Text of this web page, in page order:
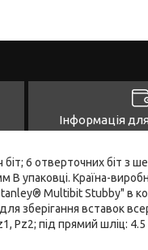
Інформація
6 отверточних біт з
В упаковці. Країна-
Multibit Stubby" в
зберігання вставок
Pz2; під прямий шліц: 4.5